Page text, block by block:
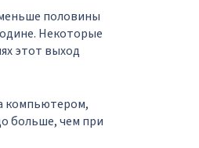
половины
Некоторые
этот выход
компьютером,
больше, чем при